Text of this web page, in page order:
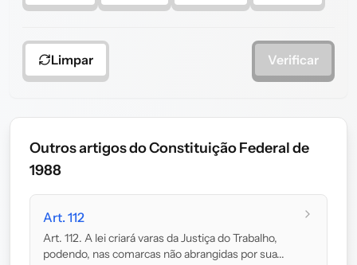
Limpar Verificar
Outros artigos do Constituição Federal de
1988
Art. 112
Art. 112. A lei criará varas da Justiça do Trabalho,
podendo, nas comarcas não abrangidas por sua...